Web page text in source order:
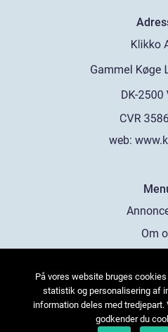
web:
Om
På vores website bruges
statistik og personalisering af
information deles med
godkender du